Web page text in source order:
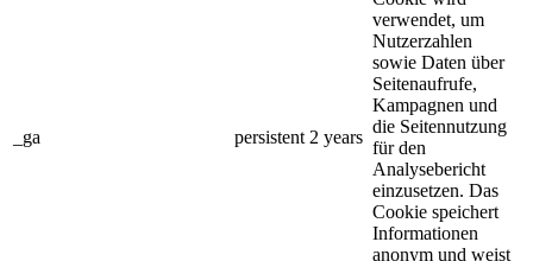
_ga persistent 2 years
verwendet, um
Nutzerzahlen
sowie Daten über
Seitenaufrufe,
Kampagnen und
die Seitennutzung
für den
Analysebericht
einzusetzen. Das
Cookie speichert
Informationen
anonym und weist